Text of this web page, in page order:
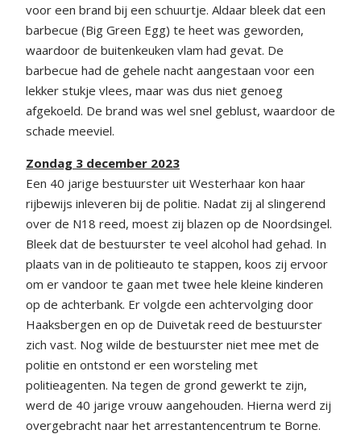
voor een brand bij een schuurtje. Aldaar bleek dat een
barbecue (Big Green Egg) te heet was geworden,
waardoor de buitenkeuken vlam had gevat. De
barbecue had de gehele nacht aangestaan voor een
lekker stukje vlees, maar was dus niet genoeg
afgekoeld. De brand was wel snel geblust, waardoor de
schade meeviel.
Zondag 3 december 2023
Een 40 jarige bestuurster uit Westerhaar kon haar
rijbewijs inleveren bij de politie. Nadat zij al slingerend
over de N18 reed, moest zij blazen op de Noordsingel.
Bleek dat de bestuurster te veel alcohol had gehad. In
plaats van in de politieauto te stappen, koos zij ervoor
om er vandoor te gaan met twee hele kleine kinderen
op de achterbank. Er volgde een achtervolging door
Haaksbergen en op de Duivetak reed de bestuurster
zich vast. Nog wilde de bestuurster niet mee met de
politie en ontstond er een worsteling met
politieagenten. Na tegen de grond gewerkt te zijn,
werd de 40 jarige vrouw aangehouden. Hierna werd zij
overgebracht naar het arrestantencentrum te Borne.